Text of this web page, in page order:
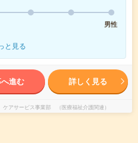
男性
と見る
進む 詳しく見る
アサービス事業部 （医療福祉介護関連）